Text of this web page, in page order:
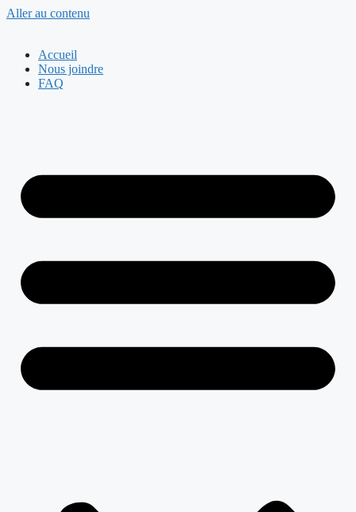
Aller au contenu
Accueil
Nous joindre
FAQ